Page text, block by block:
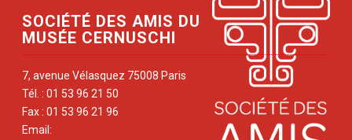
SOCIÉTÉ DES AMIS DU
MUSÉE CERNUSCHI
7, avenue Vélasquez 75008 Paris
Tél. : 01 53 96 21 50
Fax : 01 53 96 21 96
Email: